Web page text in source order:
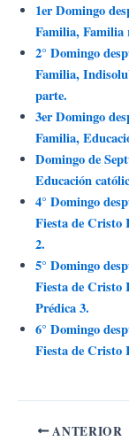
contenido
1er Domingo
Familia, Familia
2° Domingo
Familia,
parte.
3er Domingo
Familia,
Domingo de
Educación
4° Domingo
Fiesta de Cristo
2.
5° Domingo
Fiesta de Cristo
Prédica 3.
6° Domingo
Fiesta de Cristo
ANTERIOR